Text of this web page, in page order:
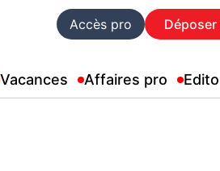
Accès pro Déposer
Vacances Affaires pro Edito